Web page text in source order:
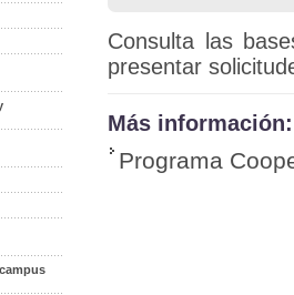
Consulta las
presentar
Más información:
Programa